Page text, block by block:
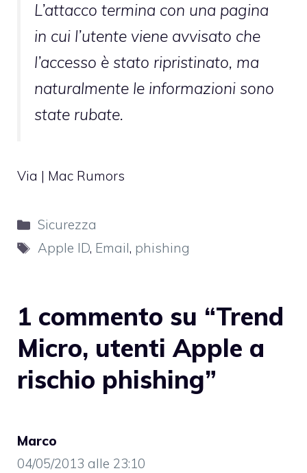
L’attacco termina con una pagina
in cui l’utente viene avvisato che
l’accesso è stato ripristinato, ma
naturalmente le informazioni sono
state rubate.
Via | Mac Rumors
Categorie
Sicurezza
Tag
Apple ID, Email, phishing
1 commento su “Trend
Micro, utenti Apple a
rischio phishing”
Marco
04/05/2013 alle 23:10